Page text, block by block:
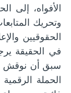
الأفواه، إلى
وتحريك
الحقوقيين
في الحقيقة
الحملة